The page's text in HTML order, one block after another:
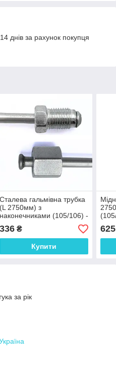
днів за рахунок покупця
Сталева гальмівна трубка
(L 2750мм) з
наконечниками (105/106) -
WP526Zn
336₴
Купити
625
за рік